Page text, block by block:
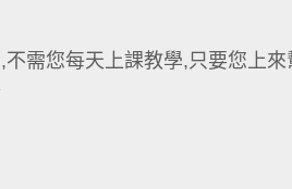
需您每天上課教學,只要您上